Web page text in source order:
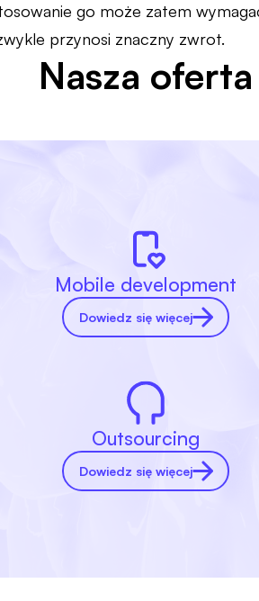
go może zatem
przynosi znaczny zwrot.
Nasza oferta
Mobile development
Dowiedz się więcej
Outsourcing
Dowiedz się więcej